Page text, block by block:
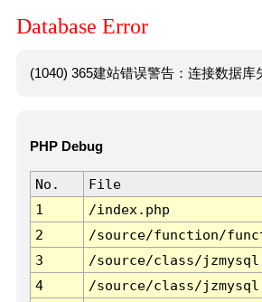
Database Error
(1040) 365建站错误警告：连接数据
PHP Debug
No. File
1
/index.php
2
/source/function/
3
/source/class/
4
/source/class/